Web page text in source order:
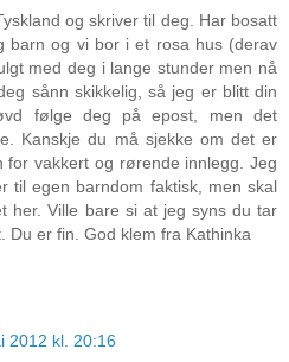
og skriver til deg. Har bosatt
barn og vi bor i et rosa hus (derav
med deg i lange stunder men nå
sånn skikkelig, så jeg er blitt din
følge deg på epost, men det
Kanskje du må sjekke om det er
for vakkert og rørende innlegg. Jeg
til egen barndom faktisk, men skal
her. Ville bare si at jeg syns du tar
Du er fin. God klem fra Kathinka
2012 kl. 20:16